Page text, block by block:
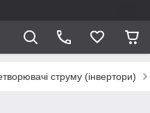
струму (інвертори)